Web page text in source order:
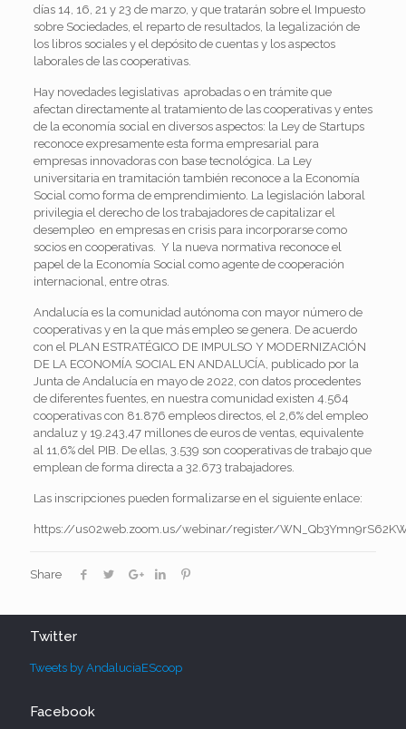
días 14, 16, 21 y 23 de marzo, y que tratarán sobre el Impuesto
sobre Sociedades, el reparto de resultados, la legalización de
los libros sociales y el depósito de cuentas y los aspectos
laborales de las cooperativas.
Hay novedades legislativas aprobadas o en trámite que
afectan directamente al tratamiento de las cooperativas y entes
de la economía social en diversos aspectos: la Ley de Startups
reconoce expresamente esta forma empresarial para
empresas innovadoras con base tecnológica. La Ley
universitaria en tramitación también reconoce a la Economía
Social como forma de emprendimiento. La legislación laboral
privilegia el derecho de los trabajadores de capitalizar el
desempleo en empresas en crisis para incorporarse como
socios en cooperativas. Y la nueva normativa reconoce el
papel de la Economía Social como agente de cooperación
internacional, entre otras.
Andalucía es la comunidad autónoma con mayor número de
cooperativas y en la que más empleo se genera. De acuerdo
con el PLAN ESTRATÉGICO DE IMPULSO Y MODERNIZACIÓN
DE LA ECONOMÍA SOCIAL EN ANDALUCÍA, publicado por la
Junta de Andalucía en mayo de 2022, con datos procedentes
de diferentes fuentes, en nuestra comunidad existen 4.564
cooperativas con 81.876 empleos directos, el 2,6% del empleo
andaluz y 19.243,47 millones de euros de ventas, equivalente
al 11,6% del PIB. De ellas, 3.539 son cooperativas de trabajo que
emplean de forma directa a 32.673 trabajadores.
Las inscripciones pueden formalizarse en el siguiente enlace:
https://us02web.zoom.us/webinar/register/
Share
Twitter
Tweets by AndaluciaEScoop
Facebook